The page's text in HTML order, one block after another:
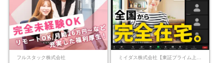
フルスタック株式会社 ミイダス株式会社【東証プライム上場パーソルグループ】